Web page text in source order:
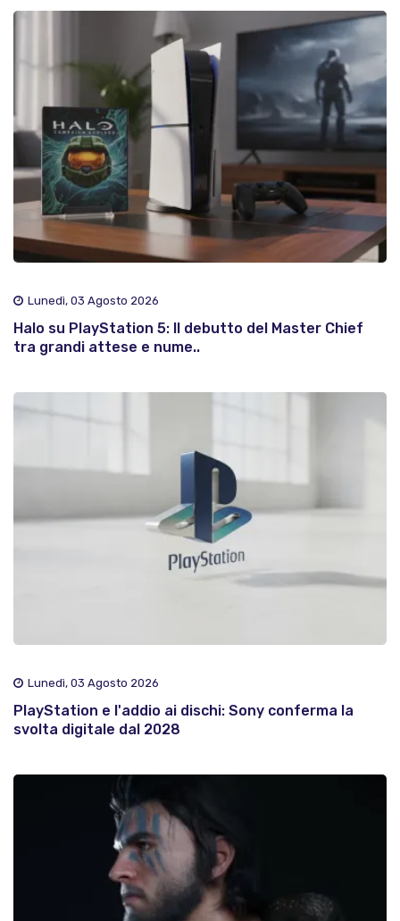
Lunedì, 03 Agosto 2026
Halo su PlayStation 5: Il debutto del Master Chief
tra grandi attese e nume..
Lunedì, 03 Agosto 2026
PlayStation e l'addio ai dischi: Sony conferma la
svolta digitale dal 2028